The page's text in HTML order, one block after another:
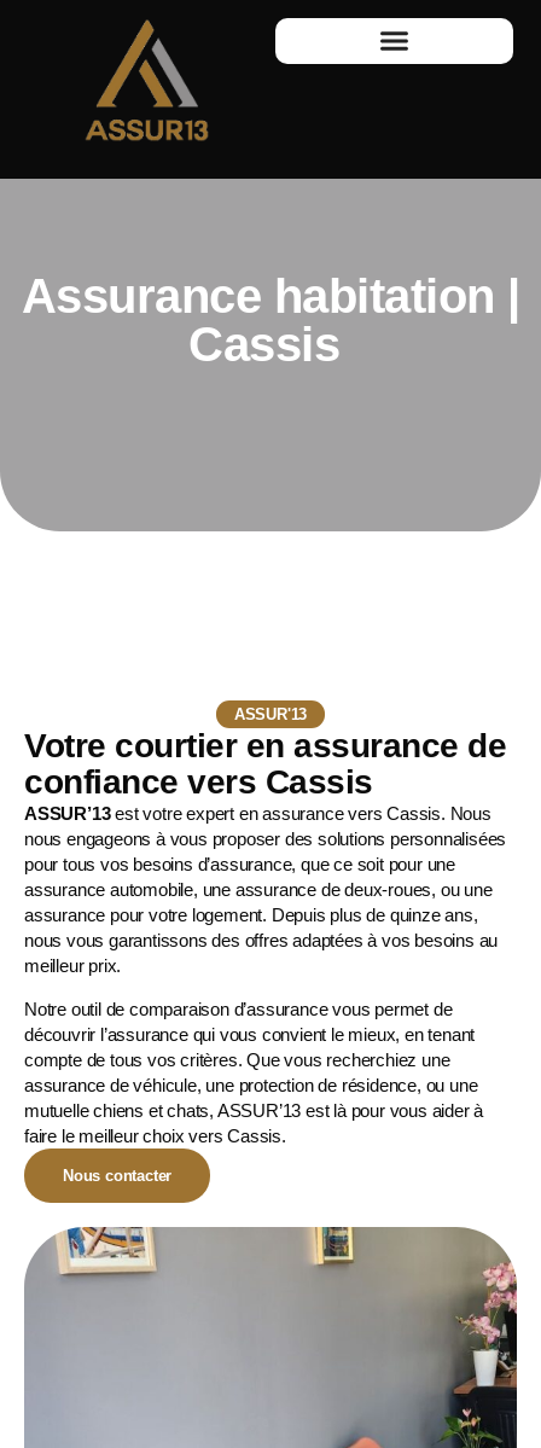
Assurance habitation |
Cassis
ASSUR'13
Votre courtier en assurance de
confiance vers Cassis
ASSUR’13est votre expert en assurance vers Cassis. Nous
nous engageons à vous proposer des solutions personnalisées
pour tous vos besoins d’assurance, que ce soit pour une
assurance automobile, une assurance de deux-roues, ou une
assurance pour votre logement. Depuis plus de quinze ans,
nous vous garantissons des offres adaptées à vos besoins au
meilleur prix.
Notre outil de comparaison d’assurance vous permet de
découvrir l’assurance qui vous convient le mieux, en tenant
compte de tous vos critères. Que vous recherchiez une
assurance de véhicule, une protection de résidence, ou une
mutuelle chiens et chats, ASSUR’13 est là pour vous aider à
faire le meilleur choix vers Cassis.
Nous contacter